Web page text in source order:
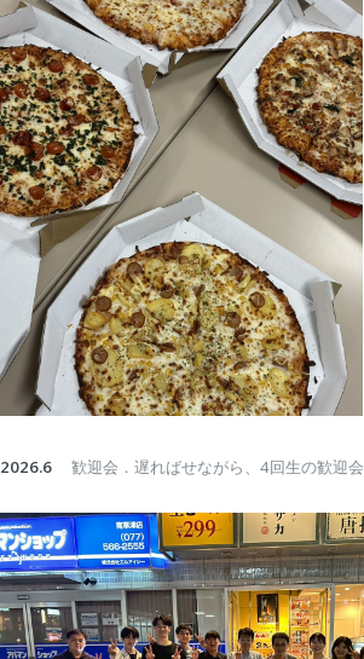
2026.6 歓迎会．遅ればせながら、4回生の歓迎会